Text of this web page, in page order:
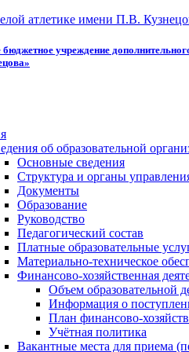
атлетике имени П.В.
бюджетное учреждение
об образовательной
Основные сведения
Структура и органы
Документы
Образование
Руководство
Педагогический состав
Платные образовательные
Материально-техническое
Финансово-хозяйственная
Объем образовательной
Информация о
План финансово-
Учётная политика
Вакантные места для приема